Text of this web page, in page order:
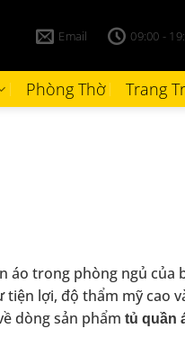
Email 09:00 -
Phòng Thờ Trang
trong phòng ngủ của
lợi, độ thẩm mỹ cao
dòng sản phẩm tủ quần